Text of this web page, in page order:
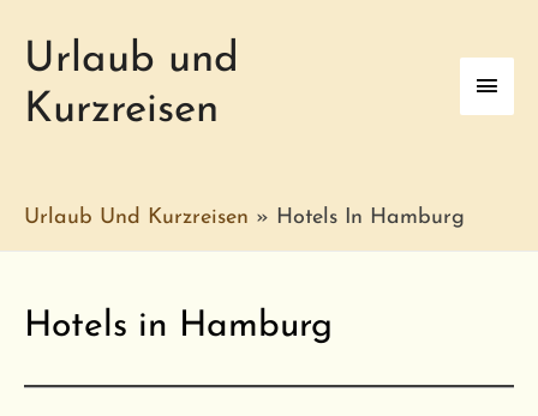
Urlaub und
Kurzreisen
Urlaub Und Kurzreisen » Hotels In Hamburg
Hotels in Hamburg